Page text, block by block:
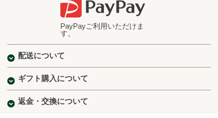
PayPayご利用いただけま
す。
配送について
ギフト購入について
返金・交換について